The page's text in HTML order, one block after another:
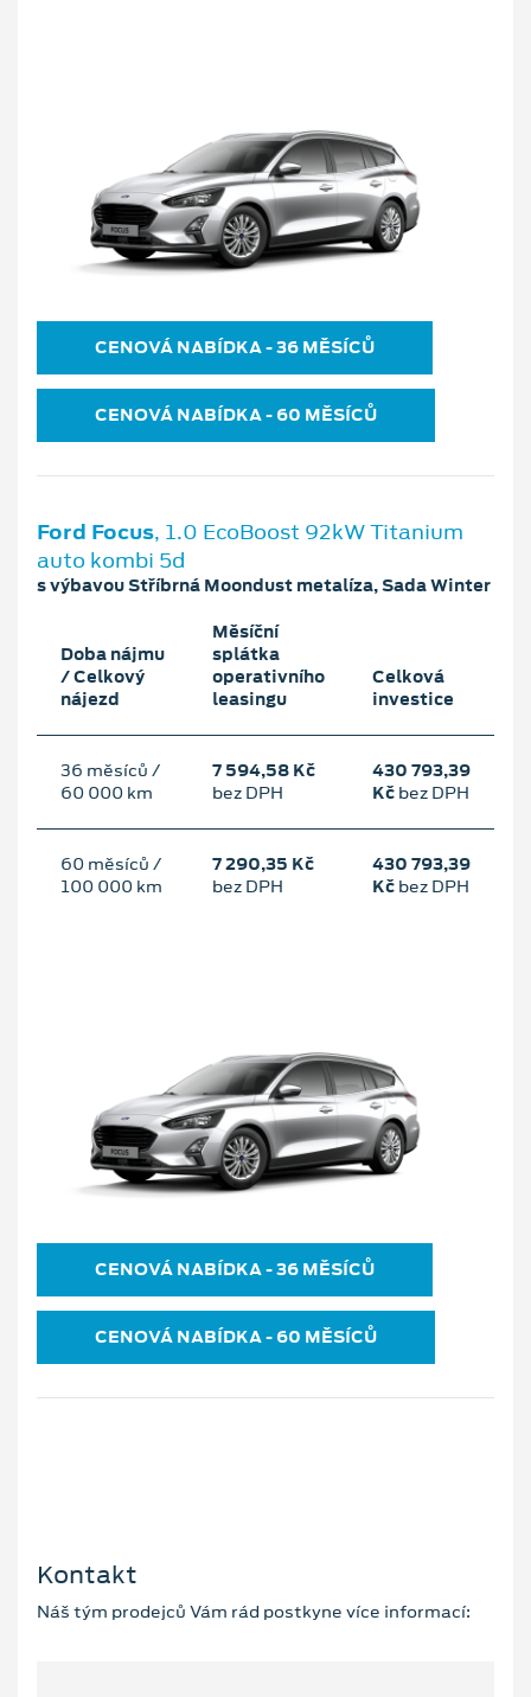
CENOVÁ NABÍDKA ‐ 36 MĚSÍCŮ
CENOVÁ NABÍDKA ‐ 60 MĚSÍCŮ
Ford Focus, 1.0 EcoBoost 92kW Titanium
auto kombi 5d
s výbavou Stříbrná Moondust metalíza, Sada Winter
Doba nájmu
/ Celkový
nájezd
Měsíční
splátka
operativního
leasingu
Celková
investice
36 měsíců /
60 000 km
7 594,58 Kč
bez DPH
430 793,39
Kč bez DPH
60 měsíců /
100 000 km
7 290,35 Kč
bez DPH
430 793,39
Kč bez DPH
CENOVÁ NABÍDKA ‐ 36 MĚSÍCŮ
CENOVÁ NABÍDKA ‐ 60 MĚSÍCŮ
Kontakt
Náš tým prodejců Vám rád postkyne více informací: